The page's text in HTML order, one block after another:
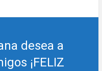
desea a
¡FELIZ